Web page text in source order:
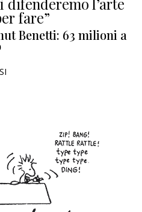
fare”
Benetti: 63 milioni a